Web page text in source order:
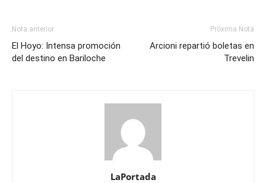
Nota anterior
El Hoyo: Intensa promoción
del destino en Bariloche
Próxima Nota
Arcioni repartió boletas en
Trevelin
LaPortada